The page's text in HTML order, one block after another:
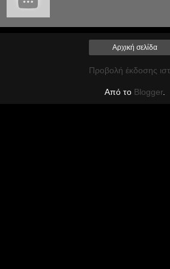
Αρχική σελίδα
Προβολή έκδοσης
Από το Blogger.